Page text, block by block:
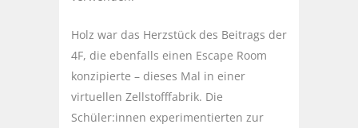
Holz war das Herzstück des Beitrags der
4F, die ebenfalls einen Escape Room
konzipierte – dieses Mal in einer
virtuellen Zellstofffabrik. Die
Schüler:innen experimentierten zur